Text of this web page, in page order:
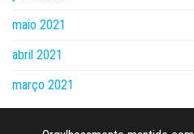
maio 2021
abril 2021
março 2021